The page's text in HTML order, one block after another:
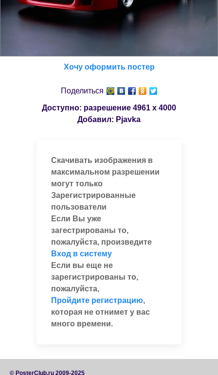
Хочу оформить постер
Поделиться
Доступно: разрешение 4961 x 4000
Добавил: Pjavka
Скачивать изображения в
максимальном разрешении
могут только
Зарегистрированные
пользователи
Если Вы уже
загестрированы то,
пожалуйста, произведите
Вход в систему
Если вы еще не
зарегистрированы то,
пожалуйста,
Пройдите регистрацию,
которая не отнимет у вас
много времени.
© PosterClub.ru 2009-2025